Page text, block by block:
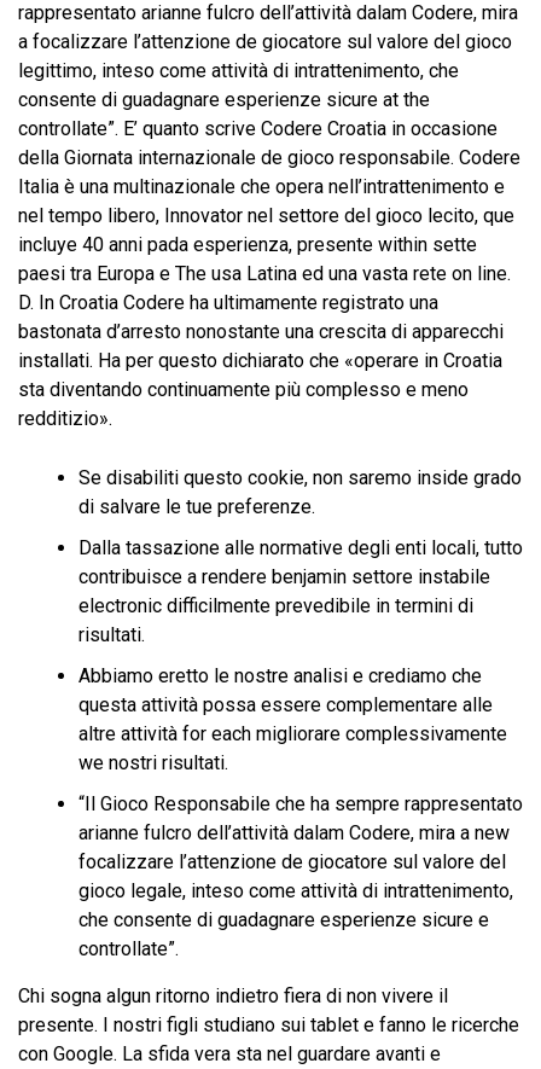
rappresentato arianne fulcro dell’attività dalam Codere, mira
a focalizzare l’attenzione de giocatore sul valore del gioco
legittimo, inteso come attività di intrattenimento, che
consente di guadagnare esperienze sicure at the
controllate”. E’ quanto scrive Codere Croatia in occasione
della Giornata internazionale de gioco responsabile. Codere
Italia è una multinazionale che opera nell’intrattenimento e
nel tempo libero, Innovator nel settore del gioco lecito, que
incluye 40 anni pada esperienza, presente within sette
paesi tra Europa e The usa Latina ed una vasta rete on line.
D. In Croatia Codere ha ultimamente registrato una
bastonata d’arresto nonostante una crescita di apparecchi
installati. Ha per questo dichiarato che «operare in Croatia
sta diventando continuamente più complesso e meno
redditizio».
Se disabiliti questo cookie, non saremo inside grado
di salvare le tue preferenze.
Dalla tassazione alle normative degli enti locali, tutto
contribuisce a rendere benjamin settore instabile
electronic difficilmente prevedibile in termini di
risultati.
Abbiamo eretto le nostre analisi e crediamo che
questa attività possa essere complementare alle
altre attività for each migliorare complessivamente
we nostri risultati.
“Il Gioco Responsabile che ha sempre rappresentato
arianne fulcro dell’attività dalam Codere, mira a new
focalizzare l’attenzione de giocatore sul valore del
gioco legale, inteso come attività di intrattenimento,
che consente di guadagnare esperienze sicure e
controllate”.
Chi sogna algun ritorno indietro fiera di non vivere il
presente. I nostri figli studiano sui tablet e fanno le ricerche
con Google. La sfida vera sta nel guardare avanti e